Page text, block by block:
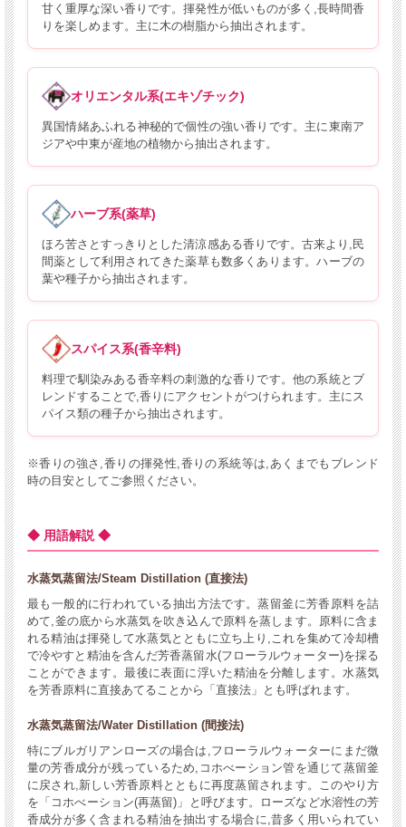
甘く重厚な深い香りです。揮発性が低いものが多く,長時間香
りを楽しめます。主に木の樹脂から抽出されます。
オリエンタル系(エキゾチック)
異国情緒あふれる神秘的で個性の強い香りです。主に東南ア
ジアや中東が産地の植物から抽出されます。
ハーブ系(薬草)
ほろ苦さとすっきりとした清涼感ある香りです。古来より,民
間薬として利用されてきた薬草も数多くあります。ハーブの
葉や種子から抽出されます。
スパイス系(香辛料)
料理で馴染みある香辛料の刺激的な香りです。他の系統とブ
レンドすることで,香りにアクセントがつけられます。主にス
パイス類の種子から抽出されます。
※香りの強さ,香りの揮発性,香りの系統等は,あくまでもブレンド
時の目安としてご参照ください。
◆ 用語解説 ◆
水蒸気蒸留法/Steam Distillation (直接法)
最も一般的に行われている抽出方法です。蒸留釜に芳香原料を詰
めて,釜の底から水蒸気を吹き込んで原料を蒸します。原料に含ま
れる精油は揮発して水蒸気とともに立ち上り,これを集めて冷却槽
で冷やすと精油を含んだ芳香蒸留水(フローラルウォーター)を採る
ことができます。最後に表面に浮いた精油を分離します。水蒸気
を芳香原料に直接あてることから「直接法」とも呼ばれます。
水蒸気蒸留法/Water Distillation (間接法)
特にブルガリアンローズの場合は,フローラルウォーターにまだ微
量の芳香成分が残っているため,コホべーション管を通じて蒸留釜
に戻され,新しい芳香原料とともに再度蒸留されます。このやり方
を「コホべーション(再蒸留)」と呼びます。ローズなど水溶性の芳
香成分が多く含まれる精油を抽出する場合に,昔多く用いられてい